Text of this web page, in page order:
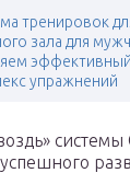
тренировок
зала для
эффективный
упражнений
системы